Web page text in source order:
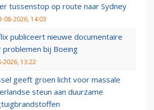
tussenstop op route naar Sydney
08-2026, 14:03
publiceert nieuwe documentaire
problemen bij Boeing
2026, 13:22
geeft groen licht voor massale
steun aan duurzame